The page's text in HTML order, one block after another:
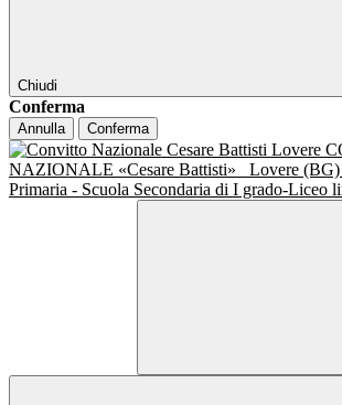
Chiudi
Conferma
Annulla Conferma
NAZIONALE «Cesare Battisti»
Lovere (BG)
Primaria - Scuola Secondaria di I grado-Liceo